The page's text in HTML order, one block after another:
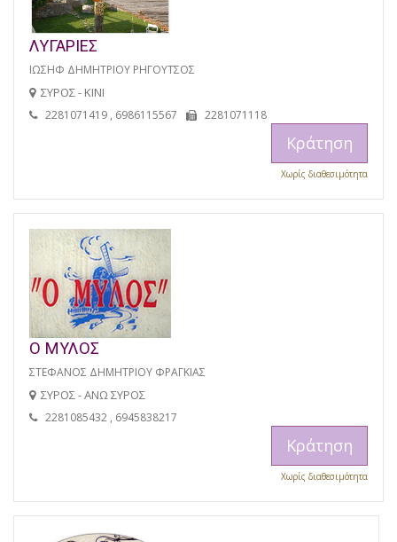
ΛΥΓΑΡΙΕΣ
ΙΩΣΗΦ ΔΗΜΗΤΡΙΟΥ ΡΗΓΟΥΤΣΟΣ
ΣΥΡΟΣ - ΚΙΝΙ
2281071419 , 6986115567 2281071118
Κράτηση
Χωρίς διαθεσιμότητα
Ο ΜΥΛΟΣ
ΣΤΕΦΑΝΟΣ ΔΗΜΗΤΡΙΟΥ ΦΡΑΓΚΙΑΣ
ΣΥΡΟΣ - ΑΝΩ ΣΥΡΟΣ
2281085432 , 6945838217
Κράτηση
Χωρίς διαθεσιμότητα